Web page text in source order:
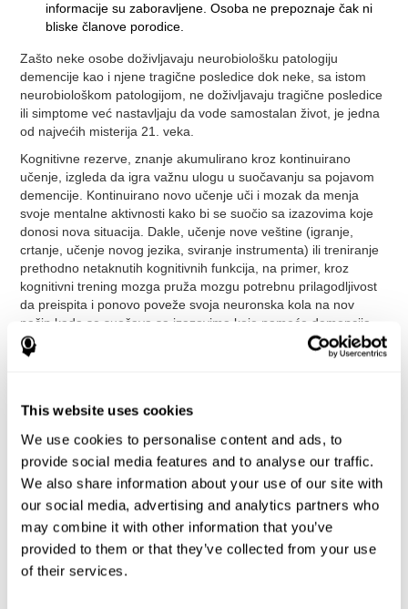
This website uses cookies
We use cookies to personalise content and ads, to
provide social media features and to analyse our traffic.
We also share information about your use of our site with
our social media, advertising and analytics partners who
may combine it with other information that you’ve
provided to them or that they’ve collected from your use
of their services.
informacije su zaboravljene. Osoba ne prepoznaje čak ni
bliske članove porodice.
Zašto neke osobe doživljavaju neurobiološku patologiju
demencije kao i njene tragične posledice dok neke, sa istom
neurobiološkom patologijom, ne doživljavaju tragične posledice
ili simptome već nastavljaju da vode samostalan život, je jedna
od najvećih misterija 21. veka.
Kognitivne rezerve, znanje akumulirano kroz kontinuirano
učenje, izgleda da igra važnu ulogu u suočavanju sa pojavom
demencije. Kontinuirano novo učenje uči i mozak da menja
svoje mentalne aktivnosti kako bi se suočio sa izazovima koje
donosi nova situacija. Dakle, učenje nove veštine (igranje,
crtanje, učenje novog jezika, sviranje instrumenta) ili treniranje
prethodno netaknutih kognitivnih funkcija, na primer, kroz
kognitivni trening mozga pruža mozgu potrebnu prilagodljivost
da preispita i ponovo poveže svoja neuronska kola na nov
način kada se suočava sa izazovima koje nameće demencija.
Reference
James Siberski, Evelyn Shatil, Carol Siberski, Margie Eckroth-
Bucher, Aubrey French, Sara Horton, Rachel F. Loefflad, Phillip
Rouse. Computer-Based Cognitive Training for Individuals With
Intellectual and Developmental Disabilities: Pilot Study - The
American Journal of Alzheimer’s Disease & Other Dementias
2014; doi: 10.1177/1533317514539376
Korczyn AD, Peretz C, Aharonson V, et al. - Computer based